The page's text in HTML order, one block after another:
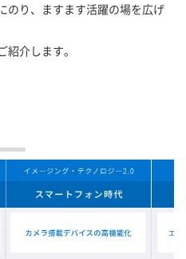
のり、ますます活躍の場を広げ
介します。